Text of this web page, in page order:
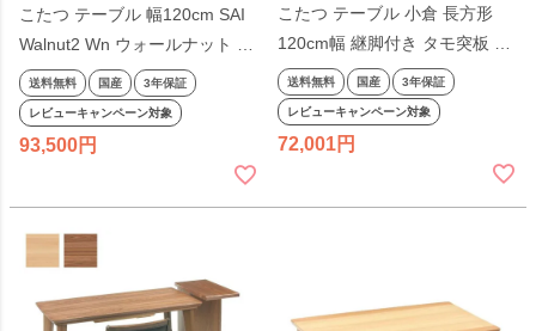
こたつ テーブル 幅120cm SAI
Walnut2 Wn ウォールナット 長
方形 おしゃれ 木製 天然木 ブラ
ウン 洋風 日美 国産 日本製
送料無料 国産 3年保証
レビューキャンペーン対象
93,500
こたつ テーブル 小倉 長方形
120cm幅 継脚付き タモ突板 ブ
ラウン ナチュラル リビングテ
ーブル 洋風 和モダン シンプル
天然木 木製 日本製 国産 こたつ
送料無料 国産 3年保証
レビューキャンペーン対象
72,001